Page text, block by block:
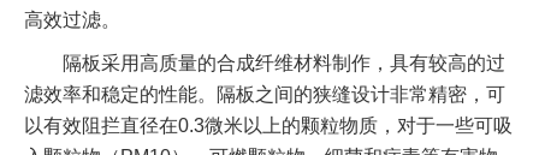
高效过滤。
隔板采用高质量的合成纤维材料制作，具有较高的过
滤效率和稳定的性能。隔板之间的狭缝设计非常精密，可
以有效阻拦直径在0.3微米以上的颗粒物质，对于一些可吸